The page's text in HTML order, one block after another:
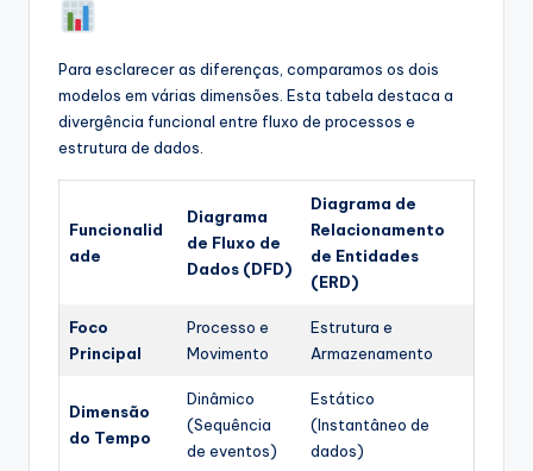
Para esclarecer as diferenças, comparamos os dois
modelos em várias dimensões. Esta tabela destaca a
divergência funcional entre fluxo de processos e
estrutura de dados.
Funcionalid
ade
Diagrama
de Fluxo de
Dados (DFD)
Diagrama de
Relacionamento
de Entidades
(ERD)
Foco
Principal
Processo e
Movimento
Estrutura e
Armazenamento
Dimensão
do Tempo
Dinâmico
(Sequência
de eventos)
Estático
(Instantâneo de
dados)